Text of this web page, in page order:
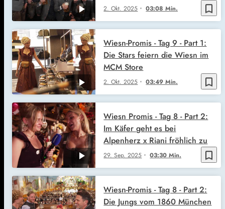
bookmark_border
2. Okt. 2025 03:08 Min.
bookmark_border
2. Okt. 2025 03:49 Min.
Wiesn-Promis - Tag 9 - Part 1:
Die Stars feiern die Wiesn im
MCM Store
bookmark_border
29. Sep. 2025 03:30 Min.
Wiesn Promis - Tag 8 - Part 2:
Im Käfer geht es bei
Alpenherz x Riani fröhlich zu
Wiesn-Promis - Tag 8 - Part 2:
Die Jungs vom 1860 München